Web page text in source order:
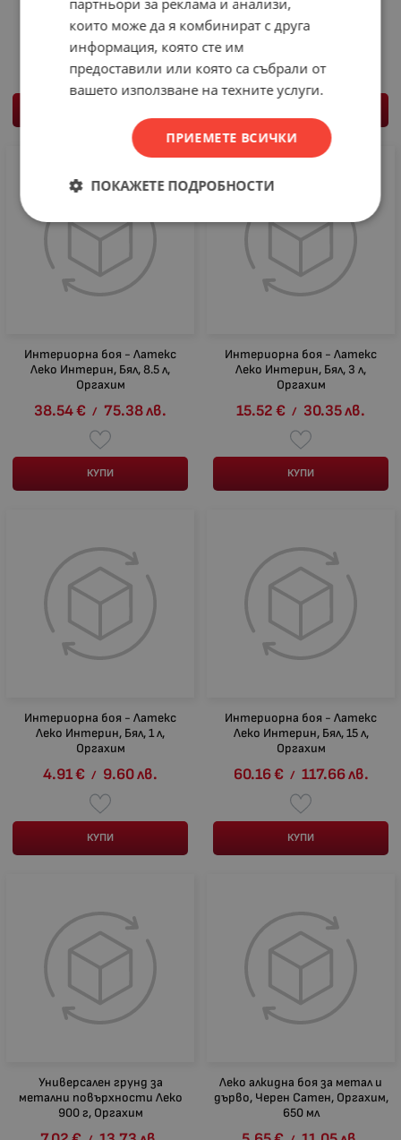
Лазурен лак за дърво Леко
Безцветен 650 мл Оргахим
6.50€ / 12.71лв.
ЛАЗ.ЛАК БЕЗЦВЕТЕН 600мл
АКВА ЛЕКО
7.93
Интериорна боя - Латекс
Леко Интерин, Бял, 8.5 л,
Оргахим
38.54€ / 75.38лв.
КУПИ
Интериорна боя - Латекс
Леко Интерин, Бял, 3 л,
Оргахим
15.52€ / 30.35лв.
КУПИ
Интериорна боя - Латекс
Леко Интерин, Бял, 1 л,
Оргахим
4.91€ / 9.60лв.
КУПИ
Интериорна боя - Латекс
Леко Интерин, Бял, 15 л,
Оргахим
60.16€ / 117.66лв.
КУПИ
Универсален грунд за
метални повърхности Леко
900 г, Оргахим
Леко алкидна боя за метал и
дърво, Черен Сатен, Оргахим,
650 мл
партньори за реклама и анализи,
които може да я комбинират с друга
информация, която сте им
предоставили или която са събрали от
вашето използване на техните услуги.
ПРИЕМЕТЕ ВСИЧКИ
ПОКАЖЕТЕ ПОДРОБНОСТИ